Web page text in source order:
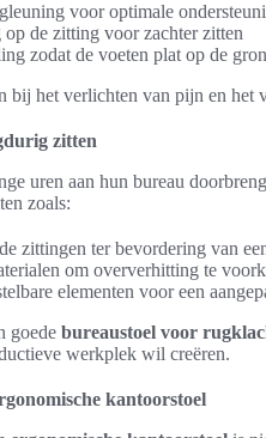
voor optimale
de zitting voor zachter zitten
zodat de voeten plat op de
bij het verlichten van pijn en het
zitten
uren aan hun bureau
zoals:
zittingen ter bevordering van
om oververhitting te
elementen voor een
goede bureaustoel voor
werkplek wil creëren.
kantoorstoel